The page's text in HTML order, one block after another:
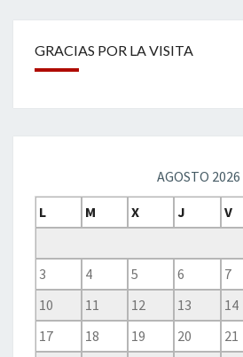
GRACIAS POR LA VISITA
AGOSTO 2026
L
M X J V
3
4 5 6 7
10
11 12 13 14
17
18 19 20 21